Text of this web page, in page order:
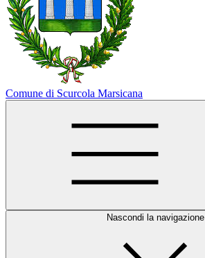
Comune di Scurcola Marsicana
Nascondi la navigazione